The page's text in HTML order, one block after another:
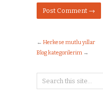
← Herkese mutlu yıllar
Blog kategorilerim →